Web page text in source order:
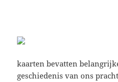
kaarten bevatten
geschiedenis van ons